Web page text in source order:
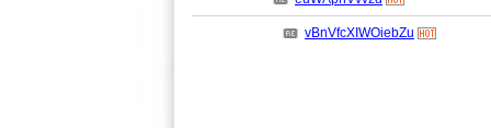
vBnVfcXIWOiebZu